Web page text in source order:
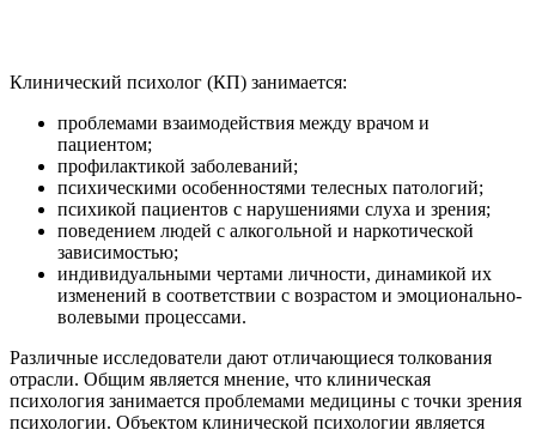
Клинический психолог (КП) занимается:
проблемами взаимодействия между врачом и
пациентом;
профилактикой заболеваний;
психическими особенностями телесных патологий;
психикой пациентов с нарушениями слуха и зрения;
поведением людей с алкогольной и наркотической
зависимостью;
индивидуальными чертами личности, динамикой их
изменений в соответствии с возрастом и эмоционально-
волевыми процессами.
Различные исследователи дают отличающиеся толкования
отрасли. Общим является мнение, что клиническая
психология занимается проблемами медицины с точки зрения
психологии. Объектом клинической психологии является